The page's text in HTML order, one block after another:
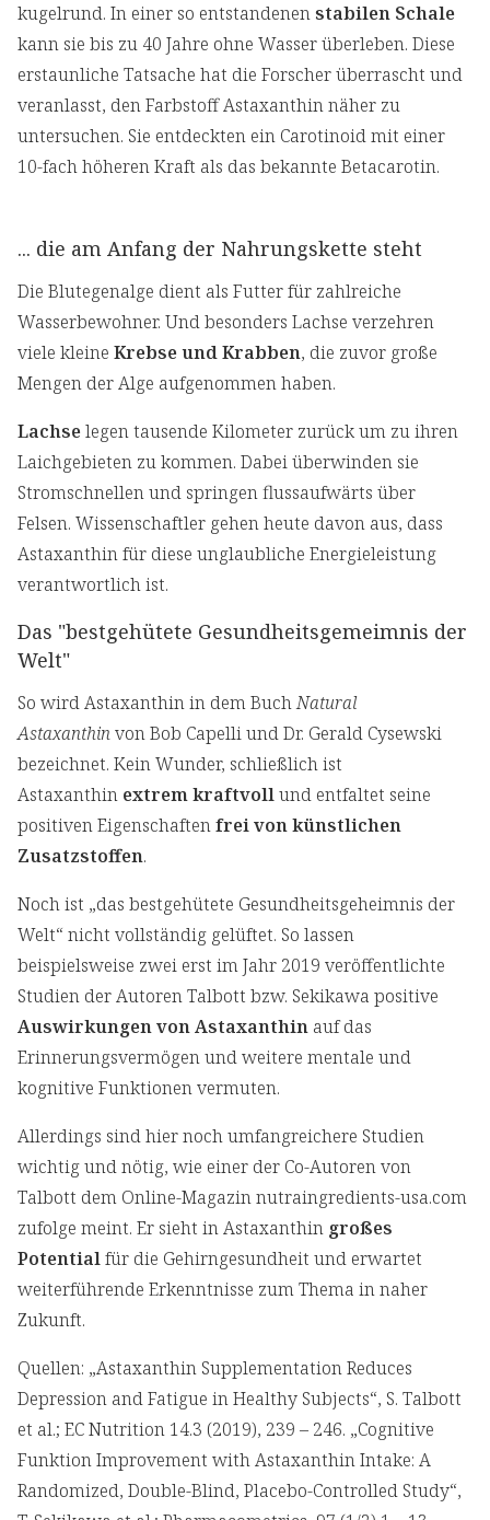
kugelrund. In einer so entstandenenstabilen Schale
kann sie bis zu 40 Jahre ohne Wasser überleben. Diese
erstaunliche Tatsache hat die Forscher überrascht und
veranlasst, den Farbstoff Astaxanthin näher zu
untersuchen. Sie entdeckten ein Carotinoid mit einer
10-fach höheren Kraft als das bekannte Betacarotin.
... die am Anfang der Nahrungskette steht
Die Blutegenalge dient als Futter für zahlreiche
Wasserbewohner. Und besonders Lachse verzehren
viele kleine Krebse und Krabben, die zuvor große
Mengen der Alge aufgenommen haben.
Lachselegen tausende Kilometer zurück um zu ihren
Laichgebieten zu kommen. Dabei überwinden sie
Stromschnellen und springen flussaufwärts über
Felsen. Wissenschaftler gehen heute davon aus, dass
Astaxanthin für diese unglaubliche Energieleistung
verantwortlich ist.
Das "bestgehütete Gesundheitsgemeimnis der
Welt"
So wird Astaxanthin in dem BuchNatural
Astaxanthinvon Bob Capelli und Dr. Gerald Cysewski
bezeichnet. Kein Wunder, schließlich ist
Astaxanthin extrem kraftvollund entfaltet seine
positiven Eigenschaftenfrei von künstlichen
Zusatzstoffen.
Noch ist „das bestgehütete Gesundheitsgeheimnis der
Welt“ nicht vollständig gelüftet. So lassen
beispielsweise zwei erst im Jahr 2019 veröffentlichte
Studien der Autoren Talbott bzw. Sekikawa positive
Auswirkungen von Astaxanthin auf das
Erinnerungsvermögen und weitere mentale und
kognitive Funktionen vermuten.
Allerdings sind hier noch umfangreichere Studien
wichtig und nötig, wie einer der Co-Autoren von
Talbott dem Online-Magazin nutraingredients-usa.com
zufolge meint. Er sieht in Astaxanthin großes
Potentialfür die Gehirngesundheit und erwartet
weiterführende Erkenntnisse zum Thema in naher
Zukunft.
Quellen: „Astaxanthin Supplementation Reduces
Depression and Fatigue in Healthy Subjects“, S. Talbott
et al.; EC Nutrition 14.3 (2019), 239 – 246. „Cognitive
Funktion Improvement with Astaxanthin Intake: A
Randomized, Double-Blind, Placebo-Controlled Study“,